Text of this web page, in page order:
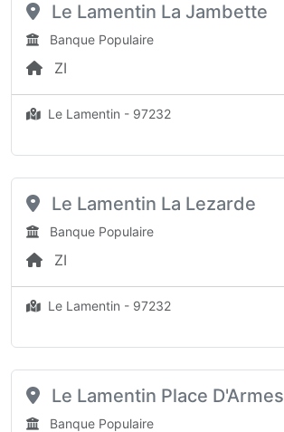
Le Lamentin La Jambette
Banque Populaire
ZI
Le Lamentin - 97232
Le Lamentin La Lezarde
Banque Populaire
ZI
Le Lamentin - 97232
Le Lamentin Place D'Armes
Banque Populaire